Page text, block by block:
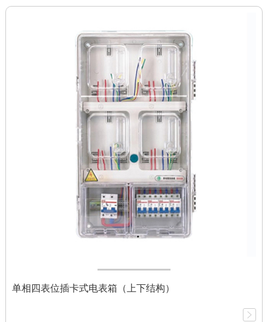
单相四表位插卡式电表箱（上下结构）